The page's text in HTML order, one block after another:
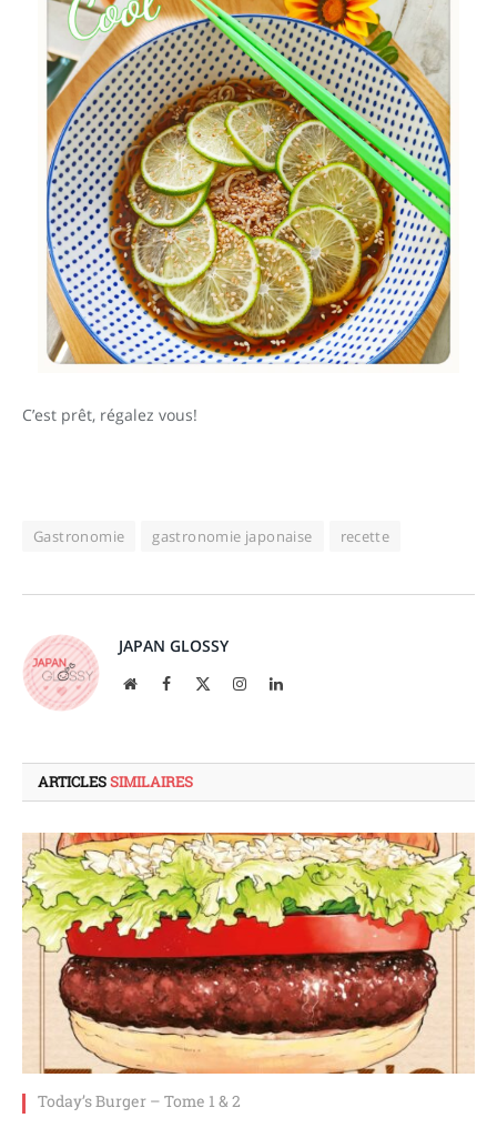
C’est prêt, régalez vous!
Gastronomie gastronomie japonaise recette
JAPAN GLOSSY
Site
Facebook InstagramLinkedIn
ARTICLESSIMILAIRES
Today’s Burger – Tome 1 & 2